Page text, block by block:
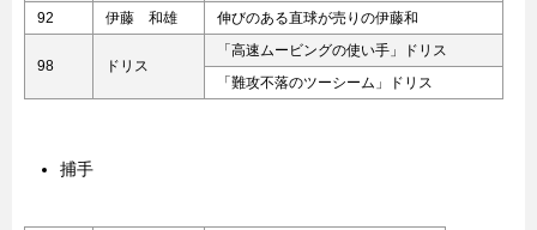
92
伊藤 和雄 伸びのある直球が売りの伊藤和
98 ドリス
「高速ムービングの使い手」ドリス
「難攻不落のツーシーム」ドリス
捕手